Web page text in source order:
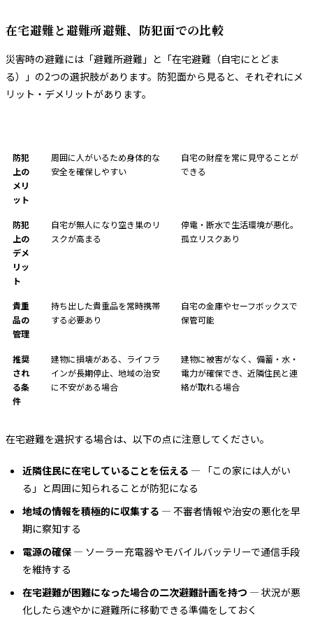
在宅避難と避難所避難、防犯面での比較
災害時の避難には「避難所避難」と「在宅避難（自宅にとどま
る）」の2つの選択肢があります。防犯面から見ると、それぞれにメ
リット・デメリットがあります。
防犯
上の
メリ
ット
周囲に人がいるため身体的な
安全を確保しやすい
自宅の財産を常に見守ることが
できる
防犯
上の
デメ
リッ
ト
自宅が無人になり空き巣のリ
スクが高まる
停電・断水で生活環境が悪化。
孤立リスクあり
貴重
品の
管理
持ち出した貴重品を常時携帯
する必要あり
自宅の金庫やセーフボックスで
保管可能
推奨
され
る条
件
建物に損壊がある、ライフラ
インが長期停止、地域の治安
に不安がある場合
建物に被害がなく、備蓄・水・
電力が確保でき、近隣住民と連
絡が取れる場合
在宅避難を選択する場合は、以下の点に注意してください。
近隣住民に在宅していることを伝える — 「この家には人がい
る」と周囲に知られることが防犯になる
地域の情報を積極的に収集する — 不審者情報や治安の悪化を早
期に察知する
電源の確保 — ソーラー充電器やモバイルバッテリーで通信手段
を維持する
在宅避難が困難になった場合の二次避難計画を持つ — 状況が悪
化したら速やかに避難所に移動できる準備をしておく